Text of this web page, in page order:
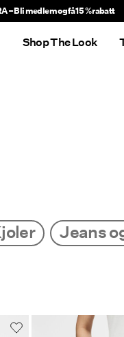
– Bli medlem og få 15 % rabatt
Shop The Look
Jeans